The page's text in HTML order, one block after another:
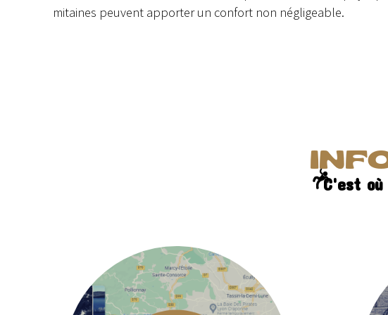
mitaines peuvent apporter un confort non négligeable.
C'est